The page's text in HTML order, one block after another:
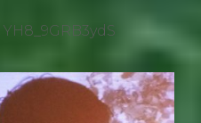
YH8_9GRB3ydS